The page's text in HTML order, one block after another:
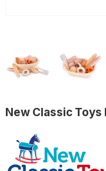
New Classic